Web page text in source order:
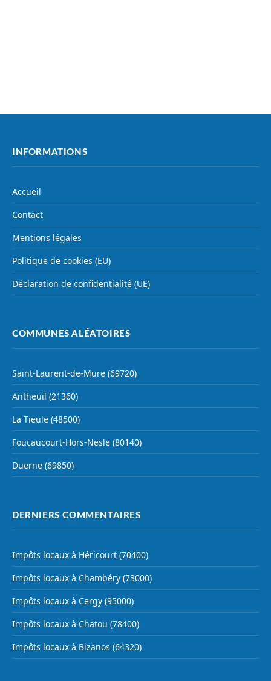
INFORMATIONS
Accueil
Contact
Mentions légales
Politique de cookies (EU)
Déclaration de confidentialité (UE)
COMMUNES ALÉATOIRES
Saint-Laurent-de-Mure (69720)
Antheuil (21360)
La Tieule (48500)
Foucaucourt-Hors-Nesle (80140)
Duerne (69850)
DERNIERS COMMENTAIRES
Impôts locaux à Héricourt (70400)
Impôts locaux à Chambéry (73000)
Impôts locaux à Cergy (95000)
Impôts locaux à Chatou (78400)
Impôts locaux à Bizanos (64320)